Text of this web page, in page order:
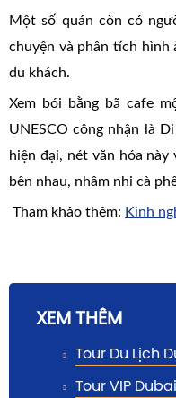
Một số quán còn có
chuyện và phân tích hình
du khách.
Xem bói bằng bã cafe
UNESCO công nhận là
hiện đại, nét văn hóa
bên nhau, nhâm nhi cà
Tham khảo thêm: Kinh
XEM THÊM
Tour Du Lịch
Tour VIP